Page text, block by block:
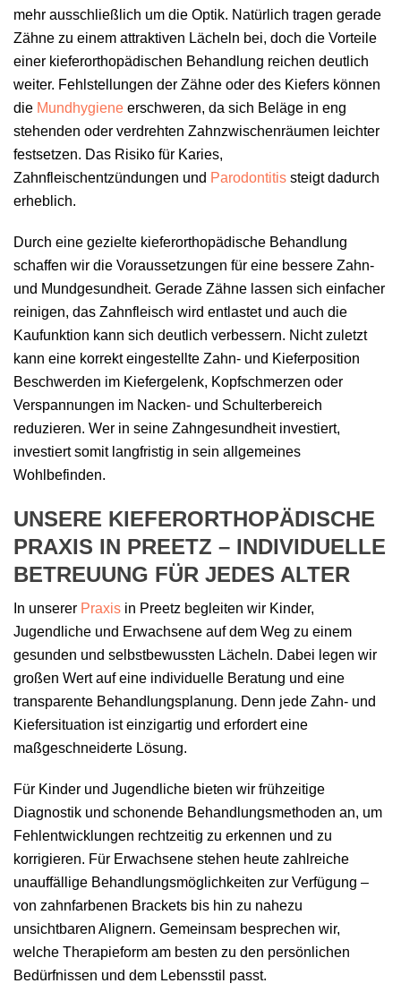
mehr ausschließlich um die Optik. Natürlich tragen gerade
Zähne zu einem attraktiven Lächeln bei, doch die Vorteile
einer kieferorthopädischen Behandlung reichen deutlich
weiter. Fehlstellungen der Zähne oder des Kiefers können
die Mundhygiene erschweren, da sich Beläge in eng
stehenden oder verdrehten Zahnzwischenräumen leichter
festsetzen. Das Risiko für Karies,
Zahnfleischentzündungen und Parodontitis steigt dadurch
erheblich.
Durch eine gezielte kieferorthopädische Behandlung
schaffen wir die Voraussetzungen für eine bessere Zahn-
und Mundgesundheit. Gerade Zähne lassen sich einfacher
reinigen, das Zahnfleisch wird entlastet und auch die
Kaufunktion kann sich deutlich verbessern. Nicht zuletzt
kann eine korrekt eingestellte Zahn- und Kieferposition
Beschwerden im Kiefergelenk, Kopfschmerzen oder
Verspannungen im Nacken- und Schulterbereich
reduzieren. Wer in seine Zahngesundheit investiert,
investiert somit langfristig in sein allgemeines
Wohlbefinden.
UNSERE KIEFERORTHOPÄDISCHE
PRAXIS IN PREETZ – INDIVIDUELLE
BETREUUNG FÜR JEDES ALTER
In unserer Praxis in Preetz begleiten wir Kinder,
Jugendliche und Erwachsene auf dem Weg zu einem
gesunden und selbstbewussten Lächeln. Dabei legen wir
großen Wert auf eine individuelle Beratung und eine
transparente Behandlungsplanung. Denn jede Zahn- und
Kiefersituation ist einzigartig und erfordert eine
maßgeschneiderte Lösung.
Für Kinder und Jugendliche bieten wir frühzeitige
Diagnostik und schonende Behandlungsmethoden an, um
Fehlentwicklungen rechtzeitig zu erkennen und zu
korrigieren. Für Erwachsene stehen heute zahlreiche
unauffällige Behandlungsmöglichkeiten zur Verfügung –
von zahnfarbenen Brackets bis hin zu nahezu
unsichtbaren Alignern. Gemeinsam besprechen wir,
welche Therapieform am besten zu den persönlichen
Bedürfnissen und dem Lebensstil passt.